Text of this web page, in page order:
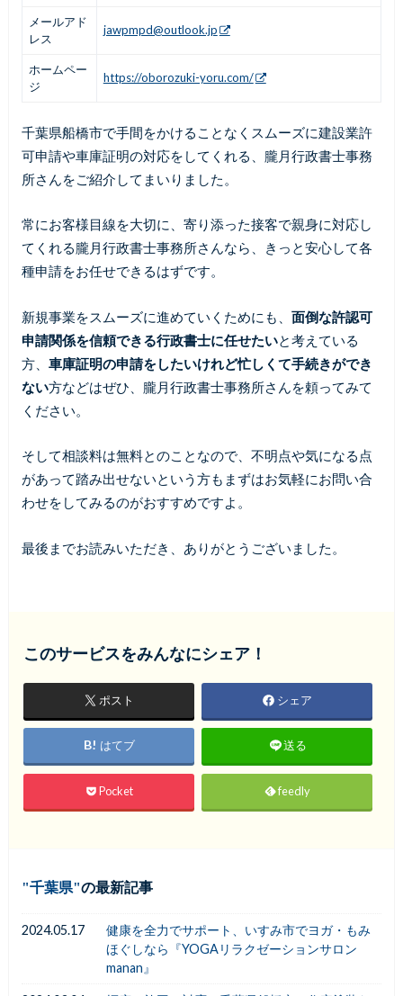
メールアド
レス
jawpmpd@outlook.jp
ホームペー
ジ
https://oborozuki-yoru.com/
千葉県船橋市で手間をかけることなくスムーズに建設業許
可申請や車庫証明の対応をしてくれる、朧月行政書士事務
所さんをご紹介してまいりました。
常にお客様目線を大切に、寄り添った接客で親身に対応し
てくれる朧月行政書士事務所さんなら、きっと安心して各
種申請をお任せできるはずです。
新規事業をスムーズに進めていくためにも、 面倒な許認可
申請関係を信頼できる行政書士に任せたいと考えている
方、 車庫証明の申請をしたいけれど忙しくて手続きができ
ない方などはぜひ、朧月行政書士事務所さんを頼ってみて
ください。
そして相談料は無料とのことなので、不明点や気になる点
があって踏み出せないという方もまずはお気軽にお問い合
わせをしてみるのがおすすめですよ。
最後までお読みいただき、ありがとうございました。
このサービスをみんなにシェア！
ポスト シェア
はてブ 送る
Pocket feedly
千葉県 の最新記事
2024.05.17
健康を全力でサポート、いすみ市でヨガ・もみ
ほぐしなら『YOGAリラクゼーションサロン
manan』